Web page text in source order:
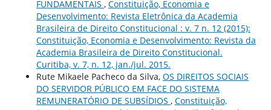
FUNDAMENTAIS , Constituição, Economia e
Desenvolvimento: Revista Eletrônica da Academia
Brasileira de Direito Constitucional : v. 7 n. 12 (2015):
Constituição, Economia e Desenvolvimento: Revista da
Academia Brasileira de Direito Constitucional.
Curitiba, v. 7, n. 12, jan./jul. 2015.
Rute Mikaele Pacheco da Silva, OS DIREITOS SOCIAIS
DO SERVIDOR PÚBLICO EM FACE DO SISTEMA
REMUNERATÓRIO DE SUBSÍDIOS , Constituição,